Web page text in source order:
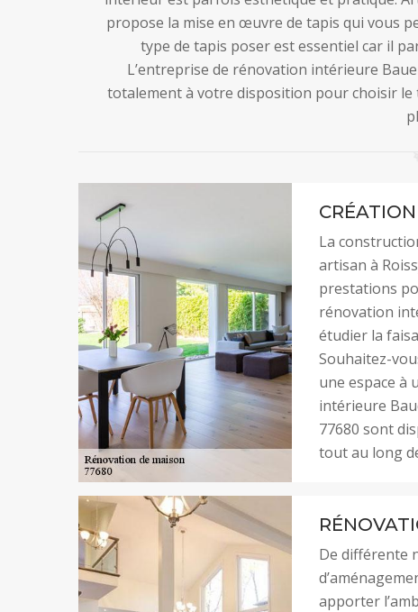
propose la mise en œuvre de tapis qui vous
type de tapis poser est essentiel car il
L’entreprise de rénovation intérieure
totalement à votre disposition pour choisir
La
artisan à
prestations
rénovation
étudier la
Souhaitez-
une espace à
intérieure
77680 sont
tout au long
De différente
apporter